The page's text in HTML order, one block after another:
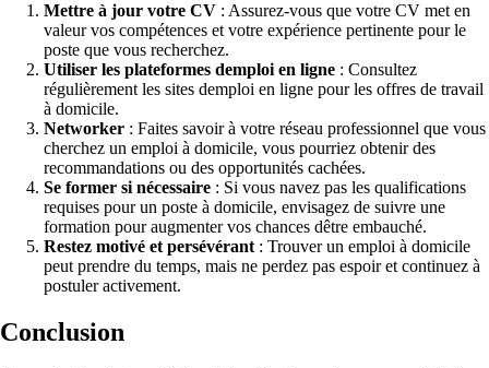
Mettre à jour votre CV : Assurez-vous que votre CV met en
valeur vos compétences et votre expérience pertinente pour le
poste que vous recherchez.
Utiliser les plateformes demploi en ligne : Consultez
régulièrement les sites demploi en ligne pour les offres de travail
à domicile.
Networker : Faites savoir à votre réseau professionnel que vous
cherchez un emploi à domicile, vous pourriez obtenir des
recommandations ou des opportunités cachées.
Se former si nécessaire : Si vous navez pas les qualifications
requises pour un poste à domicile, envisagez de suivre une
formation pour augmenter vos chances dêtre embauché.
Restez motivé et persévérant: Trouver un emploi à domicile
peut prendre du temps, mais ne perdez pas espoir et continuez à
postuler activement.
Conclusion